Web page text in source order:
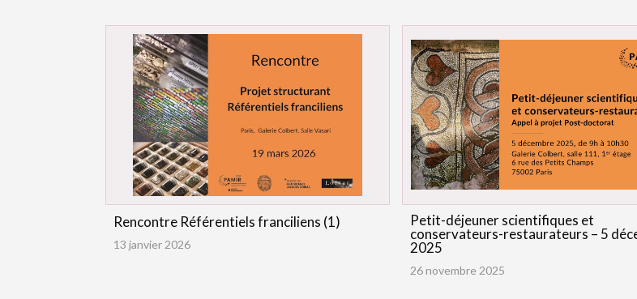
Rencontre Référentiels franciliens (1)
13 janvier 2026
Petit-déjeuner scientifiques et
conservateurs-restaurateurs – 5
2025
26 novembre 2025